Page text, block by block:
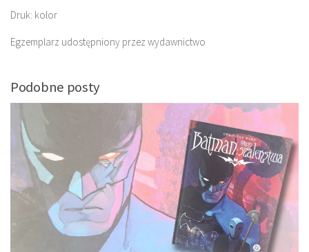
Druk: kolor
Egzemplarz udostępniony przez wydawnictwo
Podobne posty